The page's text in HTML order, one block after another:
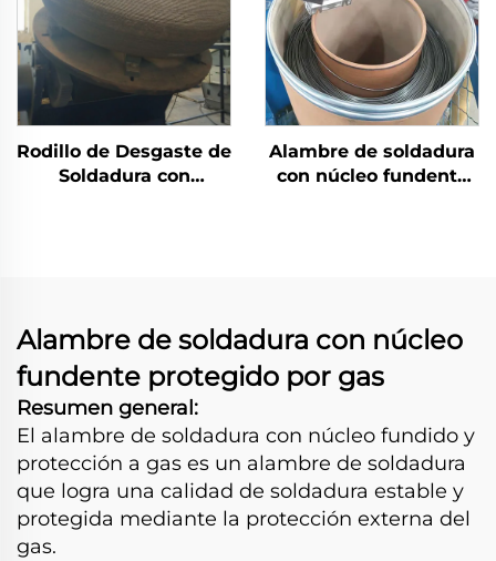
Rodillo de Desgaste de
Soldadura con
Alambre de soldadura
con núcleo fundente
Alambre de soldadura con núcleo
fundente protegido por gas
Resumen general:
El alambre de soldadura con núcleo fundido y
protección a gas es un alambre de soldadura
que logra una calidad de soldadura estable y
protegida mediante la protección externa del
gas.